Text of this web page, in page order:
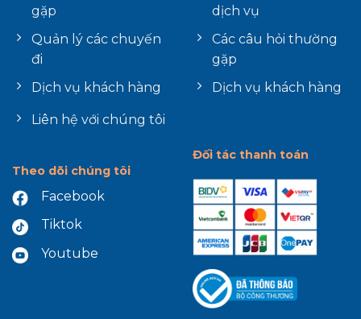
gặp
Quản lý các chuyến
đi
Dịch vụ khách hàng
Liên hệ với chúng tôi
dịch vụ
Các câu hỏi thường
gặp
Dịch vụ khách hàng
Theo dõi chúng tôi
Facebook
Tiktok
Youtube
Đối tác thanh toán